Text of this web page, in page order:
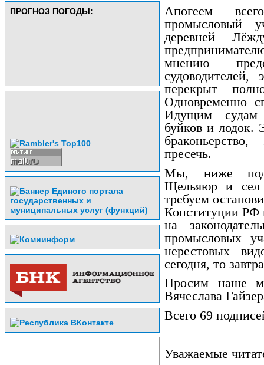
ПРОГНОЗ ПОГОДЫ:
Апогеем
промысловый
деревней
мнению
перекрыт
Одновременно
Идущим судам
буйков и лодок.
пресечь.
Мы, ниже
Щельяюр и сел
требуем
Конституции РФ
на
промысловых
нерестовых
сегодня, то
Просим наше
Вячеслава
Всего 69
Уважаемые